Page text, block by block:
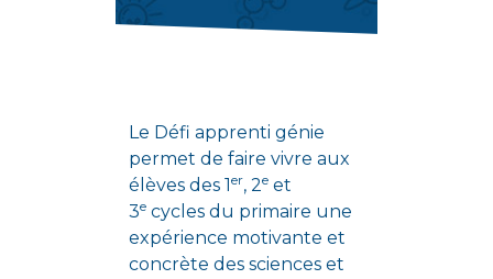
Le Défi apprenti génie
permet de faire vivre aux
élèves des 1 er, 2eet
3ecycles du primaire une
expérience motivante et
concrète des sciences et